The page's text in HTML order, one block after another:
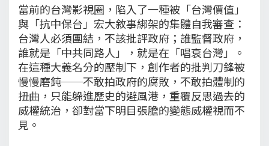
當前的台灣影視圈，陷入了一種被「台灣價值」
與「抗中保台」宏大敘事綁架的集體自我審查：
台灣人必須團結，不該批評政府；誰監督政府，
誰就是「中共同路人」，就是在「唱衰台灣」。
在這種大義名分的壓制下，創作者的批判刀鋒被
慢慢磨鈍──不敢拍政府的腐敗，不敢拍體制的
扭曲，只能躲進歷史的避風港，重覆反思過去的
威權統治，卻對當下明目張膽的變態威權視而不
見。